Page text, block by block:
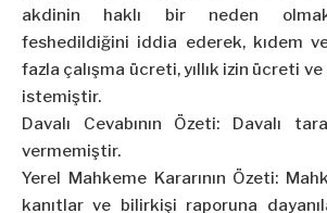
akdinin haklı bir neden
feshedildiğini iddia ederek, kıdem
fazla çalışma ücreti, yıllık izin ücreti
istemiştir.
Davalı Cevabının Özeti: Davalı
vermemiştir.
Yerel Mahkeme Kararının Özeti:
kanıtlar ve bilirkişi raporuna